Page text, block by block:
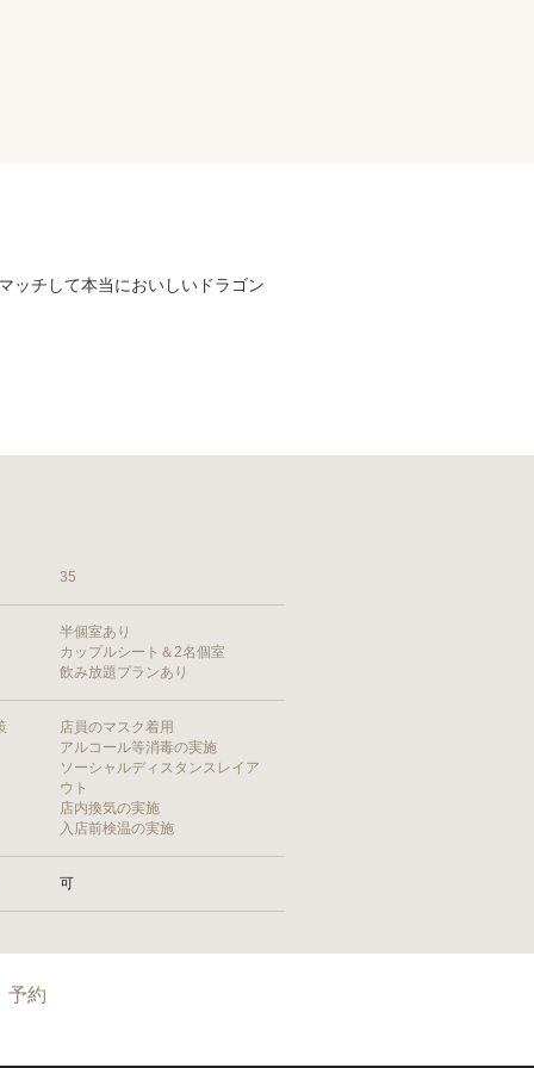
ッチして本当においしいドラゴン
35
半個室あり
カップルシート＆2名個室
飲み放題プランあり
店員のマスク着用
アルコール等消毒の実施
ソーシャルディスタンスレイア
ウト
店内換気の実施
入店前検温の実施
可
予約